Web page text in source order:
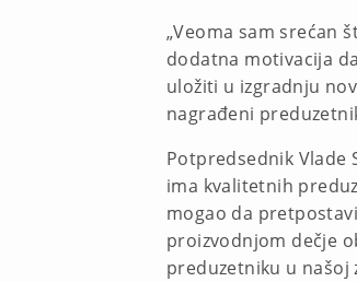
„Veoma sam srećan
dodatna motivacija
uložiti u izgradnju
nagrađeni
Potpredsednik Vlade
ima kvalitetnih
mogao da
proizvodnjom dečje
preduzetniku u našoj